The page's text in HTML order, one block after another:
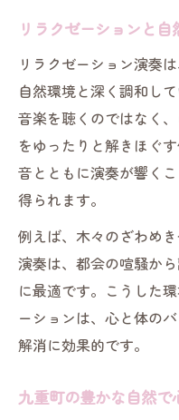
リラクゼーション
リラクゼー
魅力
癒しを求めて
ション
九重町で味わ
リラクゼーシ
楽しみ方
心をほぐすリ
ト
心と体を癒す演奏
リラクゼーシ
し
リラクゼーションと
リラクゼーション演奏
自然環境と深く調和し
音楽を聴くのではなく
をゆったりと解きほぐ
音とともに演奏が響く
得られます。
例えば、木々のざわめ
演奏は、都会の喧騒か
に最適です。こうした
ーションは、心と体の
解消に効果的です。
九重町の豊かな自然で